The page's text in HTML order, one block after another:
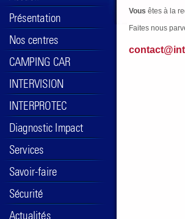
Vous êtes à la
Faites nous